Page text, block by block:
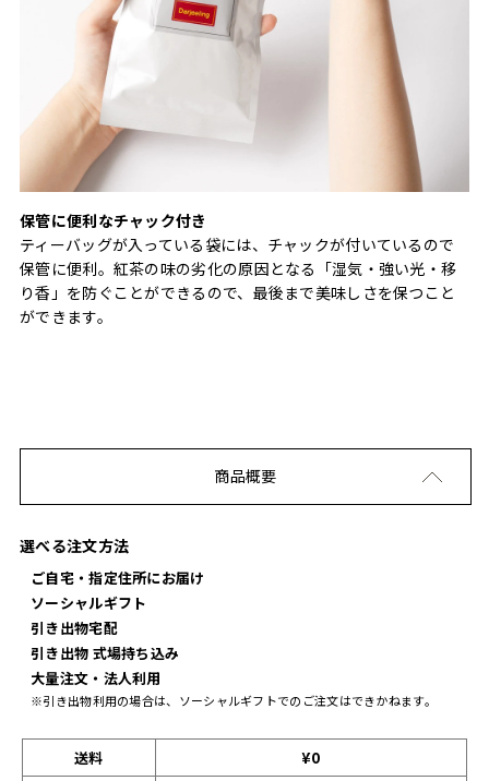
保管に便利なチャック付き
ティーバッグが入っている袋には、チャックが付いているので
保管に便利。紅茶の味の劣化の原因となる「湿気・強い光・移
り香」を防ぐことができるので、最後まで美味しさを保つこと
ができます。
商品概要
選べる注文方法
ご自宅・指定住所にお届け
ソーシャルギフト
引き出物宅配
引き出物 式場持ち込み
大量注文・法人利用
※引き出物利用の場合は、ソーシャルギフトでのご注文はできかねます。
送料
¥0